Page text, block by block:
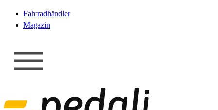
Fahrradhändler
Magazin